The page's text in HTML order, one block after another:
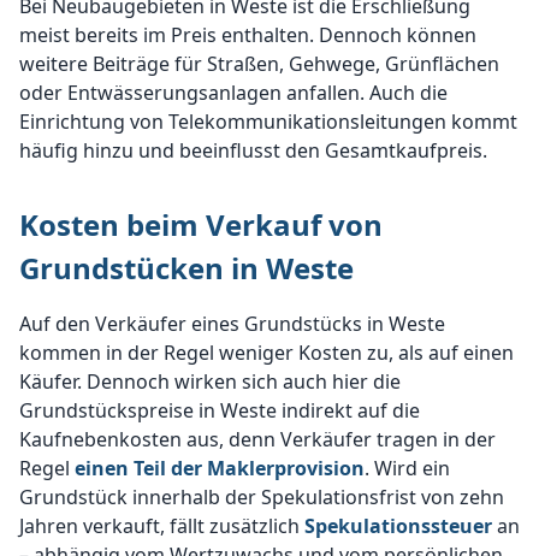
Bei Neubaugebieten in Weste ist die Erschließung
meist bereits im Preis enthalten. Dennoch können
weitere Beiträge für Straßen, Gehwege, Grünflächen
oder Entwässerungsanlagen anfallen. Auch die
Einrichtung von Telekommunikationsleitungen kommt
häufig hinzu und beeinflusst den Gesamtkaufpreis.
Kosten beim Verkauf von
Grundstücken in Weste
Auf den Verkäufer eines Grundstücks in Weste
kommen in der Regel weniger Kosten zu, als auf einen
Käufer. Dennoch wirken sich auch hier die
Grundstückspreise in Weste indirekt auf die
Kaufnebenkosten aus, denn Verkäufer tragen in der
Regel einen Teil der Maklerprovision. Wird ein
Grundstück innerhalb der Spekulationsfrist von zehn
Jahren verkauft, fällt zusätzlich Spekulationssteueran